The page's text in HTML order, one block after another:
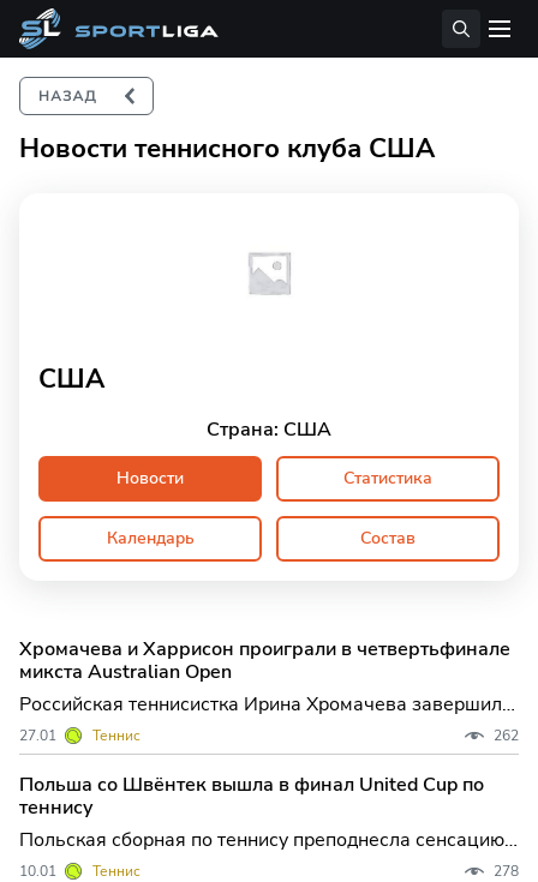
Новости теннисного клуба США
США
Страна: США
Новости Статистика
Календарь Состав
Хромачева и Харрисон проиграли в четвертьфинале
микста Australian Open
Российская теннисистка Ирина Хромачева завершила
выступление на Открытом чемпионате Австралии в
миксте, уступив вместе с американцем Кристианом
Харрисоном в четвертьфинале. Их соперниками стали
одни из фаворитов турнира — американка Тейлор
Таунсенд и
27.01 Теннис 262
Польша со Швёнтек вышла в финал United Cup по
теннису
Польская сборная по теннису преподнесла сенсацию
на кортах Сиднея, взяв верх над мощной командой
10.01 Теннис 278